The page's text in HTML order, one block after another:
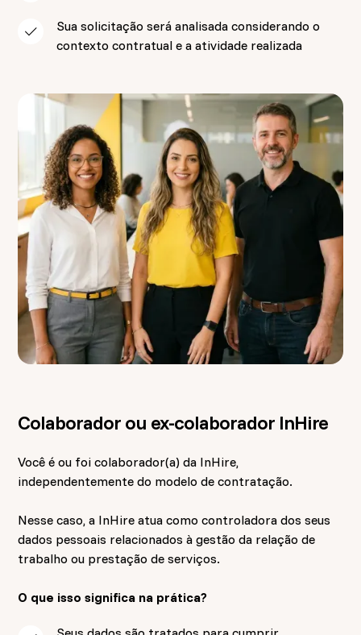
Sua solicitação será analisada considerando o
contexto contratual e a atividade realizada
Colaborador ou ex-colaborador InHire
Você é ou foi colaborador(a) da InHire,
independentemente do modelo de contratação.
Nesse caso, a InHire atua como controladora dos seus
dados pessoais relacionados à gestão da relação de
trabalho ou prestação de serviços.
O que isso significa na prática?